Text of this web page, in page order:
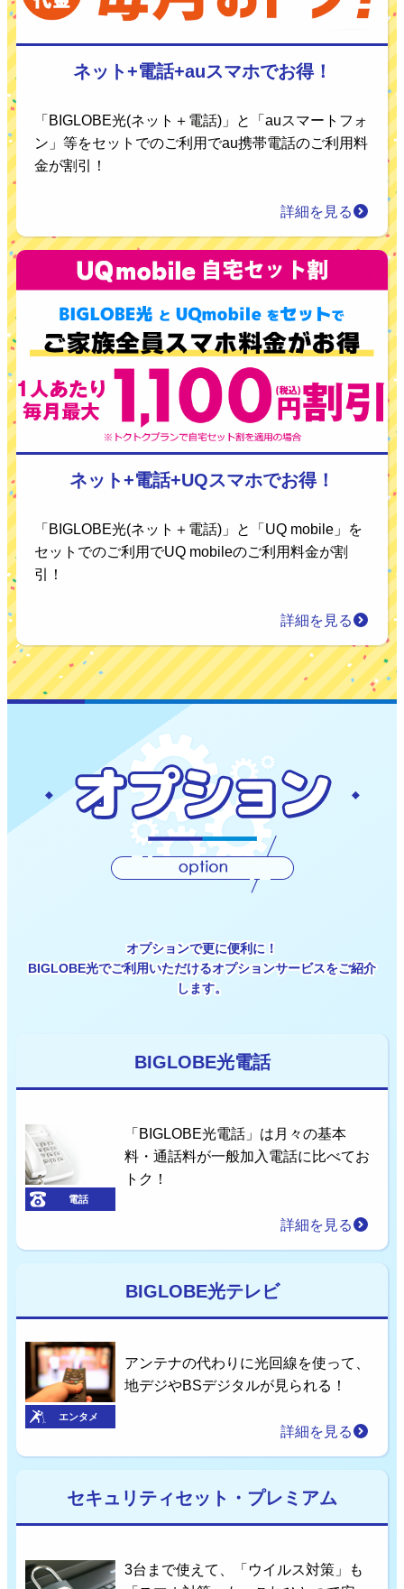
ネット+電話+auスマホでお得！
「BIGLOBE光(ネット＋電話)」と「auスマートフォ
ン」等をセットでのご利用でau携帯電話のご利用料
金が割引！
詳細を見る
ネット+電話+UQスマホでお得！
「BIGLOBE光(ネット＋電話)」と「UQ mobile」を
セットでのご利用でUQ mobileのご利用料金が割
引！
詳細を見る
オプションで更に便利に！
BIGLOBE光でご利用いただけるオプションサービスをご紹介
します。
電話
BIGLOBE光電話
「BIGLOBE光電話」は月々の基本
料・通話料が一般加入電話に比べてお
トク！
詳細を見る
エンタメ
BIGLOBE光テレビ
アンテナの代わりに光回線を使って、
地デジやBSデジタルが見られる！
詳細を見る
セキュリティセット・プレミアム
3台まで使えて、「ウイルス対策」も